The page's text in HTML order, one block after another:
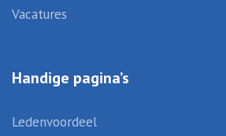
Vacatures
Handige pagina’s
Ledenvoordeel